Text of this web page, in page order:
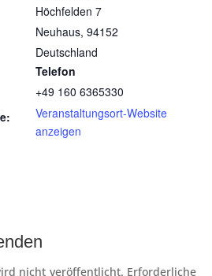
Höchfelden 7
Neuhaus, 94152
Deutschland
Telefon
+49 160 6365330
Veranstaltungsort-Website
anzeigen
nicht veröffentlicht. Erforderliche